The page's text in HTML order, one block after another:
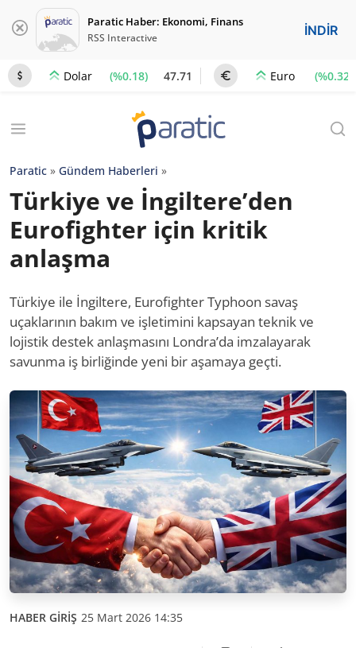
Paratic Haber: Ekonomi, Finans
RSS Interactive İNDİR
Dolar (%0.18) 47.71 Euro (%0.32)
Paratic » Gündem Haberleri »
Türkiye ve İngiltere’den
Eurofighter için kritik
anlaşma
Türkiye ile İngiltere, Eurofighter Typhoon savaş
uçaklarının bakım ve işletimini kapsayan teknik ve
lojistik destek anlaşmasını Londra’da imzalayarak
savunma iş birliğinde yeni bir aşamaya geçti.
HABER GİRİŞ 25 Mart 2026 14:35